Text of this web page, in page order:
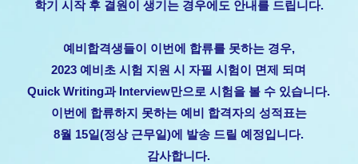
​학기 시작 후 결원이 생기는 경우에도 안내를 드립니다.
예비합격생들이 이번에 합류를 못하는 경우,
2023 예비초 시험 지원 시 자필 시험이 면제 되며
Quick Writing과 Interview만으로 시험을 볼 수 있습니다.
​이번에 합류하지 못하는 예비 합격자의 성적표는
8월 15일(정상 근무일)에 발송 드릴 예정입니다.
감사합니다.